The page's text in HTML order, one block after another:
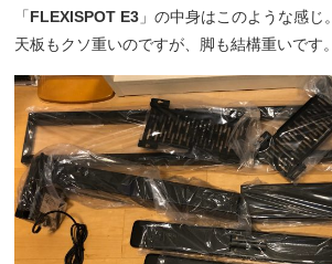
「FLEXISPOT E3 」の中身はこのような感じ。
天板もクソ重いのですが、脚も結構重いです。